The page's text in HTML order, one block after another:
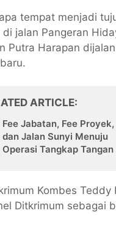
tempat menjadi
di jalan Pangeran
Putra Harapan
ARTICLE
Fee Jabatan, Fee Proyek,
dan Jalan Sunyi Menuju
Operasi Tangkap Tangan
Kombes
Ditkrimum sebagai